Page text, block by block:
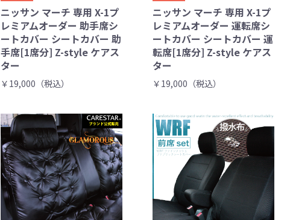
ニッサン マーチ 専用 X-1プ
レミアムオーダー 助手席シ
ートカバー シートカバー 助
手席[1席分] Z-style ケアス
ター
￥19,000（税込）
ニッサン マーチ 専用 X-1プ
レミアムオーダー 運転席シ
ートカバー シートカバー 運
転席[1席分] Z-style ケアス
ター
￥19,000（税込）